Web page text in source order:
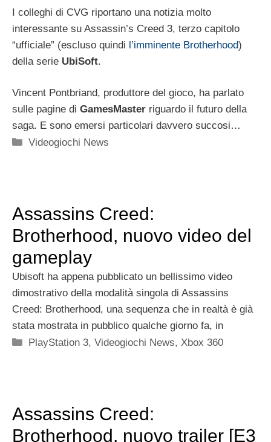
I colleghi di CVG riportano una notizia molto
interessante su Assassin’s Creed 3, terzo capitolo
“ufficiale” (escluso quindi l’imminente Brotherhood)
della serie UbiSoft.
Vincent Pontbriand, produttore del gioco, ha parlato
sulle pagine di GamesMaster riguardo il futuro della
saga. E sono emersi particolari davvero succosi…
Categorie
Videogiochi News
Assassins Creed:
Brotherhood, nuovo video del
gameplay
Ubisoft ha appena pubblicato un bellissimo video
dimostrativo della modalità singola di Assassins
Creed: Brotherhood, una sequenza che in realtà è già
stata mostrata in pubblico qualche giorno fa, in
Categorie
PlayStation 3,Videogiochi News,Xbox 360
Assassins Creed:
Brotherhood, nuovo trailer [E3